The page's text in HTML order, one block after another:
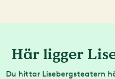
Här ligger
Du hittar Lisebergsteatern